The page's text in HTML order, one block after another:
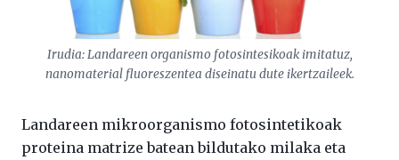
Irudia: Landareen organismo fotosintesikoak imitatuz,
nanomaterial fluoreszentea diseinatu dute ikertzaileek.
Landareen mikroorganismo fotosintetikoak
proteina matrize batean bildutako milaka eta